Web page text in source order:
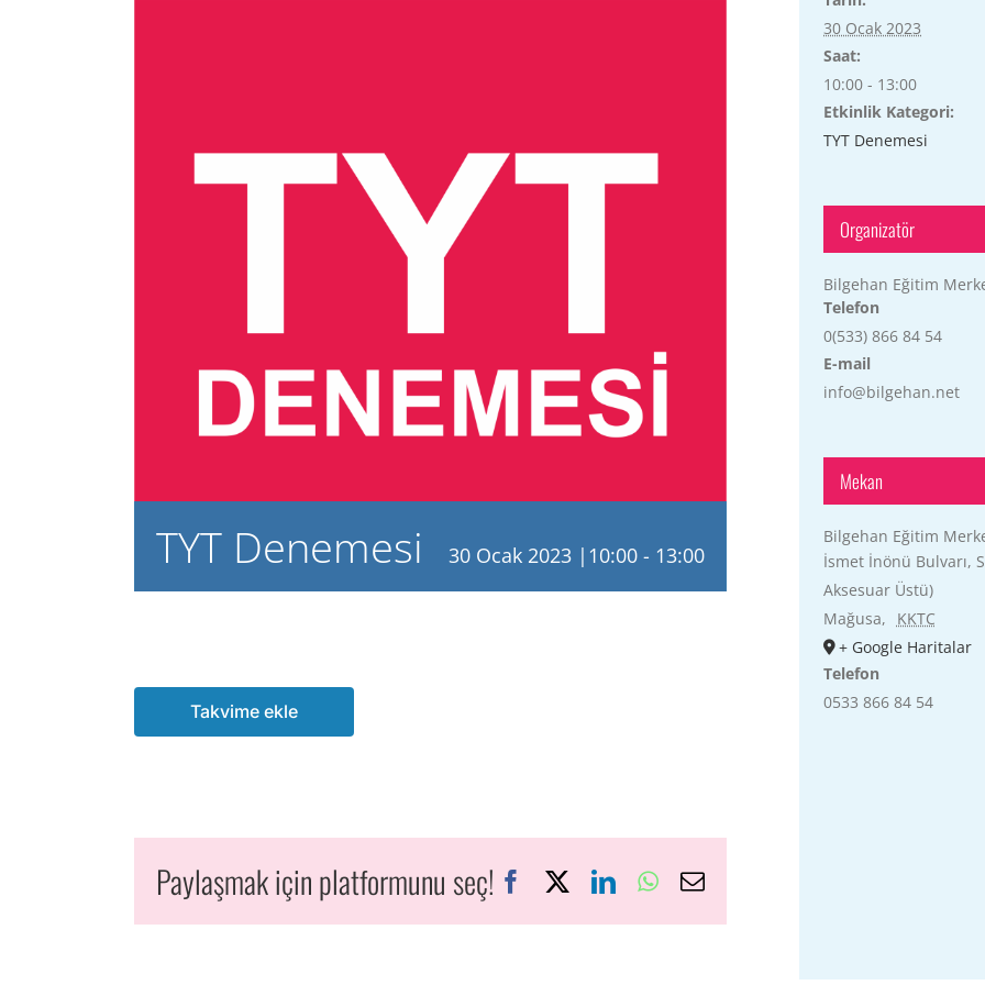
TYT Denemesi 30 Ocak 2023 |10:00 - 13:00
Takvime ekle
Paylaşmak için platformunu seç! FacebookLinkedInWhatsApp
E-
30 Ocak 2023
Saat:
10:00 - 13:00
Etkinlik Kategori:
TYT Denemesi
Organizatör
Bilgehan Eğitim
Telefon
0(533) 866 84 54
E-mail
info@bilgehan.net
Mekan
Bilgehan Eğitim
İsmet İnönü Bulvarı,
Aksesuar Üstü)
Mağusa,
KKTC
+ Google Haritalar
Telefon
0533 866 84 54